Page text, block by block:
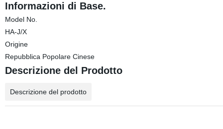
Informazioni di Base.
Model No.
HA-J/X
Origine
Repubblica Popolare Cinese
Descrizione del Prodotto
Descrizione del prodotto